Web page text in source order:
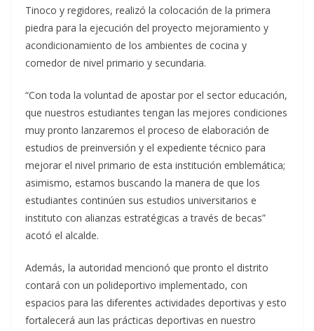
Tinoco y regidores, realizó la colocación de la primera
piedra para la ejecución del proyecto mejoramiento y
acondicionamiento de los ambientes de cocina y
comedor de nivel primario y secundaria.
“Con toda la voluntad de apostar por el sector educación,
que nuestros estudiantes tengan las mejores condiciones
muy pronto lanzaremos el proceso de elaboración de
estudios de preinversión y el expediente técnico para
mejorar el nivel primario de esta institución emblemática;
asimismo, estamos buscando la manera de que los
estudiantes continúen sus estudios universitarios e
instituto con alianzas estratégicas a través de becas”
acotó el alcalde.
Además, la autoridad mencionó que pronto el distrito
contará con un polideportivo implementado, con
espacios para las diferentes actividades deportivas y esto
fortalecerá aun las prácticas deportivas en nuestro